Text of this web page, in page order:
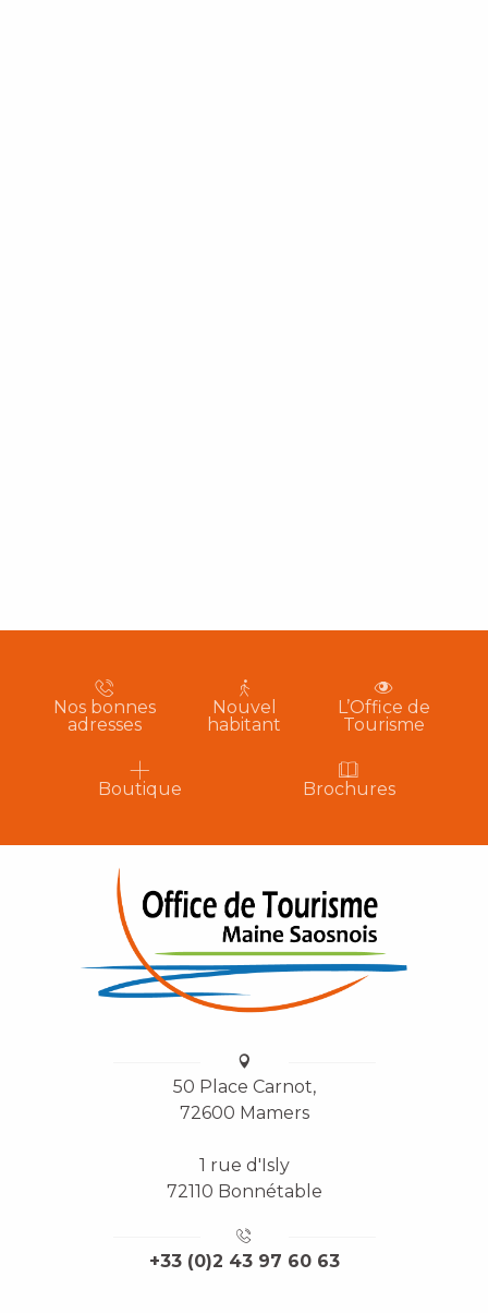
Nos bonnes
adresses
Nouvel
habitant
L’Office de
Tourisme
Boutique Brochures
50 Place Carnot,
72600 Mamers
1 rue d'Isly
72110 Bonnétable
+33 (0)2 43 97 60 63